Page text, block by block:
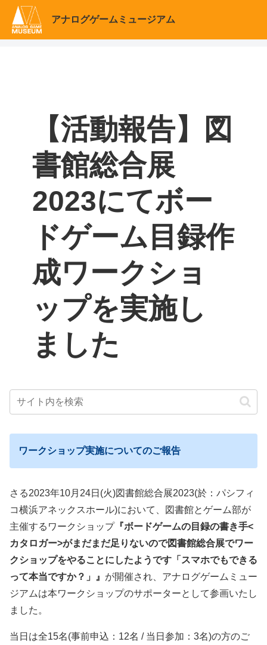
アナログゲームミュージアム
【活動報告】図
書館総合展
2023にてボー
ドゲーム目録作
成ワークショ
ップを実施し
ました
ワークショップ実施についてのご報告
さる2023年10月24日(火)図書館総合展2023(於：パシフィ
コ横浜アネックスホール)において、図書館とゲーム部が
主催するワークショップ『ボードゲームの目録の書き手<
カタロガー>がまだまだ足りないので図書館総合展でワー
クショップをやることにしたようです「スマホでもできる
って本当ですか？」』 が開催され、アナログゲームミュー
ジアムは本ワークショップのサポーターとして参画いたし
ました。
当日は全15名(事前申込：12名 / 当日参加：3名)の方のご